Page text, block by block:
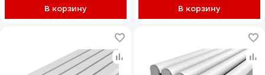
шурупов) 1616340767
В корзину В корзину